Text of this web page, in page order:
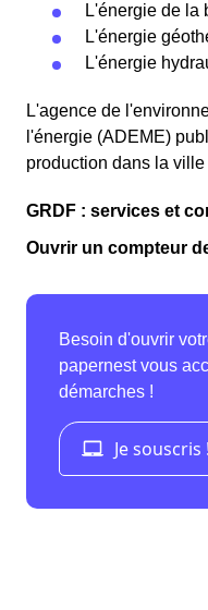
L'énergie de la
L'énergie
L'énergie
L'agence de
l'énergie (ADEME)
production dans la
GRDF : services et
Ouvrir un compteur